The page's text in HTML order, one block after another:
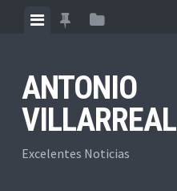
ViewView View
ANTONIO
VILLARREAL
Excelentes Noticias